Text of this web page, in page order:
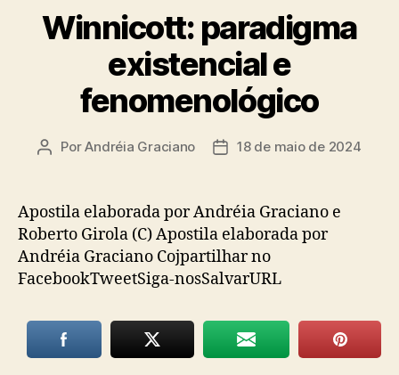
Winnicott: paradigma
existencial e
fenomenológico
Autor
PorAndréia Graciano
Data18 de maio de 2024
Apostila elaborada por Andréia Graciano e
Roberto Girola (C) Apostila elaborada por
Andréia Graciano Cojpartilhar no
FacebookTweetSiga-nosSalvarURL